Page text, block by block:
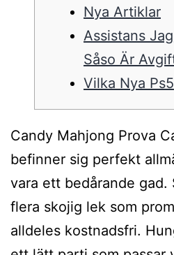
Nya Artiklar
Assistans
Såso Är
Vilka Nya Ps5
Candy Mahjong Prova
befinner sig perfekt
vara ett bedårande gad.
flera skojig lek som
alldeles kostnadsfri.